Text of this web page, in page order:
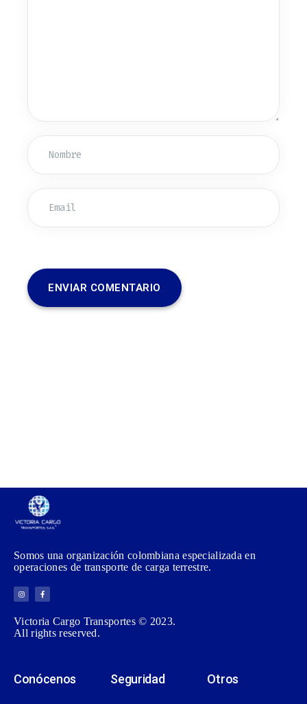
Somos una organización colombiana especializada en
operaciones de transporte de carga terrestre.
Victoria Cargo Transportes © 2023.
All rights reserved.
Conócenos Seguridad Otros